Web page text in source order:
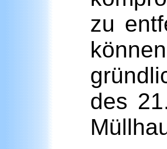
zu
des